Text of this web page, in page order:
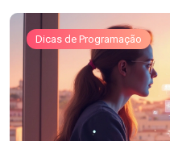
Dicas de Programação